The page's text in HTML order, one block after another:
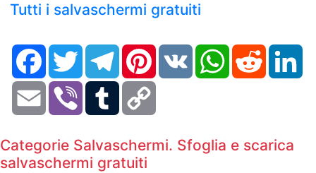
Tutti i salvaschermi gratuiti
FacebookTwitter TelegramPinterestVK WhatsAppReddit
Email Viber Tumblr
Categorie Salvaschermi. Sfoglia e scarica
salvaschermi gratuiti